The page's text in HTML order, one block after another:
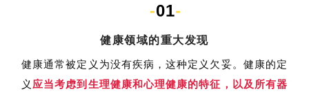
-01-
健康领域的重大发现
健康通常被定义为没有疾病，这种定义欠妥。健康的定
义 应当考虑到生理健康和心理健康的特征，以及所有器